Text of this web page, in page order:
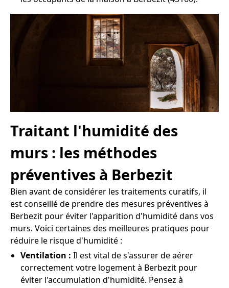
Traitant l'humidité des
murs : les méthodes
préventives à Berbezit
Bien avant de considérer les traitements curatifs, il
est conseillé de prendre des mesures préventives à
Berbezit pour éviter l'apparition d'humidité dans vos
murs. Voici certaines des meilleures pratiques pour
réduire le risque d'humidité :
Ventilation : Il est vital de s'assurer de aérer
correctement votre logement à Berbezit pour
éviter l'accumulation d'humidité. Pensez à